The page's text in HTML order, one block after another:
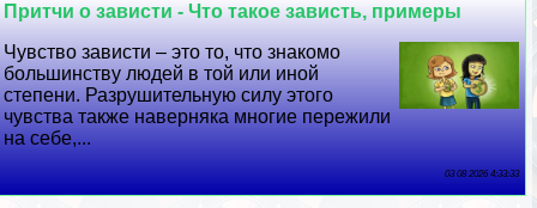
Притчи о зависти - Что такое зависть, примеры
Чувство зависти – это то, что знакомо
большинству людей в той или иной
степени. Разрушительную силу этого
чувства также наверняка многие пережили
на себе,...
03 08 2026 4:33:33